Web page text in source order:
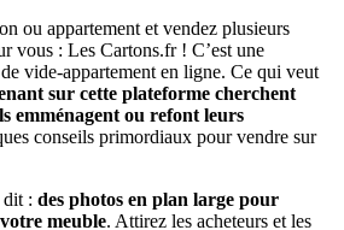
ou appartement et vendez plusieurs
vous : Les Cartons.fr ! C’est une
vide-appartement en ligne. Ce qui veut
sur cette plateforme cherchent
emménagent ou refont leurs
conseils primordiaux pour vendre sur
dit : des photos en plan large pour
meuble. Attirez les acheteurs et les